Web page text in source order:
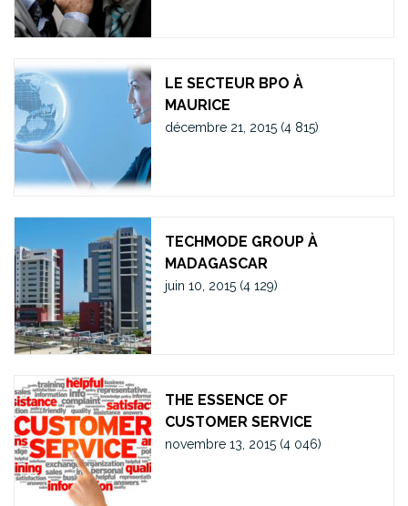
LE SECTEUR BPO À
MAURICE
décembre 21, 2015 (4 815)
TECHMODE GROUP À
MADAGASCAR
juin 10, 2015 (4 129)
THE ESSENCE OF
CUSTOMER SERVICE
novembre 13, 2015 (4 046)